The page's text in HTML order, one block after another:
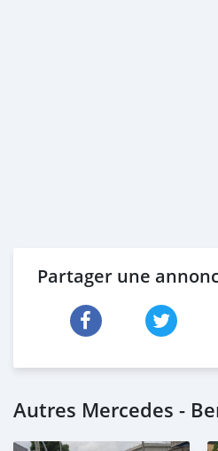
Partager une
Autres Mercedes -